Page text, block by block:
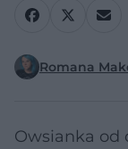
Romana
Owsianka od